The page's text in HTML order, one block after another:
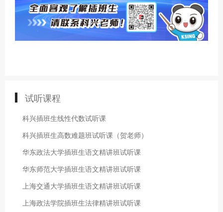
试听课程
科兴插班生线性代数试听课
科兴插班生高数难题班试听课（贺老师）
华东政法大学插班生语文精讲班试听课
华东师范大学插班生语文精讲班试听课
上海交通大学插班生语文精讲班试听课
上海政法学院插班生法律精讲班试听课